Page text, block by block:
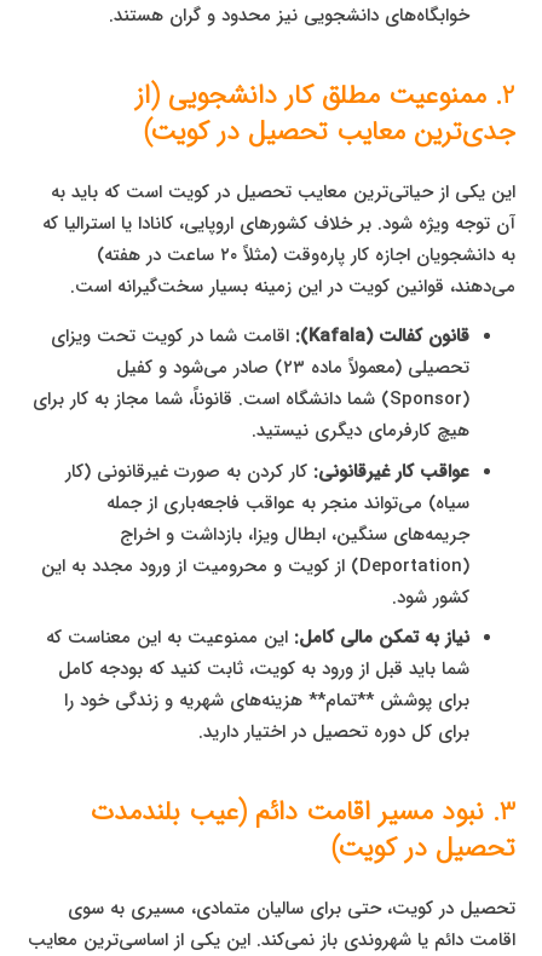
خوابگاه‌های دانشجویی نیز محدود و گران هستند.
2. ممنوعیت مطلق کار دانشجویی (از
جدی‌ترین معایب تحصیل در کویت)
این یکی از حیاتی‌ترین معایب تحصیل در کویت است که باید به
آن توجه ویژه شود. بر خلاف کشورهای اروپایی، کانادا یا استرالیا که
به دانشجویان اجازه کار پاره‌وقت (مثلاً ۲۰ ساعت در هفته)
می‌دهند، قوانین کویت در این زمینه بسیار سخت‌گیرانه است.
قانون کفالت (Kafala):
اقامت شما در کویت تحت ویزای
تحصیلی (معمولاً ماده ۲۳) صادر می‌شود و کفیل
(Sponsor) شما دانشگاه است. قانوناً، شما مجاز به کار برای
هیچ کارفرمای دیگری نیستید.
عواقب کار غیرقانونی: کار کردن به صورت غیرقانونی (کار
سیاه) می‌تواند منجر به عواقب فاجعه‌باری از جمله
جریمه‌های سنگین، ابطال ویزا، بازداشت و اخراج
(Deportation) از کویت و محرومیت از ورود مجدد به این
کشور شود.
نیاز به تمکن مالی کامل: این ممنوعیت به این معناست که
شما باید قبل از ورود به کویت، ثابت کنید که بودجه کامل
برای پوشش **تمام** هزینه‌های شهریه و زندگی خود را
برای کل دوره تحصیل در اختیار دارید.
3. نبود مسیر اقامت دائم (عیب بلندمدت
تحصیل در کویت)
تحصیل در کویت، حتی برای سالیان متمادی، مسیری به سوی
اقامت دائم یا شهروندی باز نمی‌کند. این یکی از اساسی‌ترین معایب